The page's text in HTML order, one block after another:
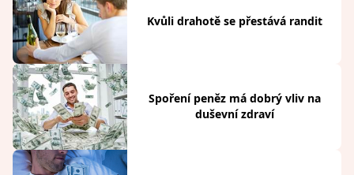
Kvůli drahotě se přestává randit
Spoření peněz má dobrý vliv na
duševní zdraví